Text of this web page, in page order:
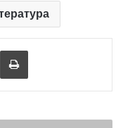
електронною поштоюНадрукувати